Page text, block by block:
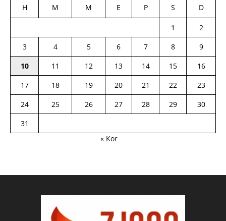
H M M E P S D
1
2
3
4 5 6 7 8
9
10
11 12 13 14 15
16
17
18 19 20 21 22
23
24
25 26 27 28 29
30
31
« Kor